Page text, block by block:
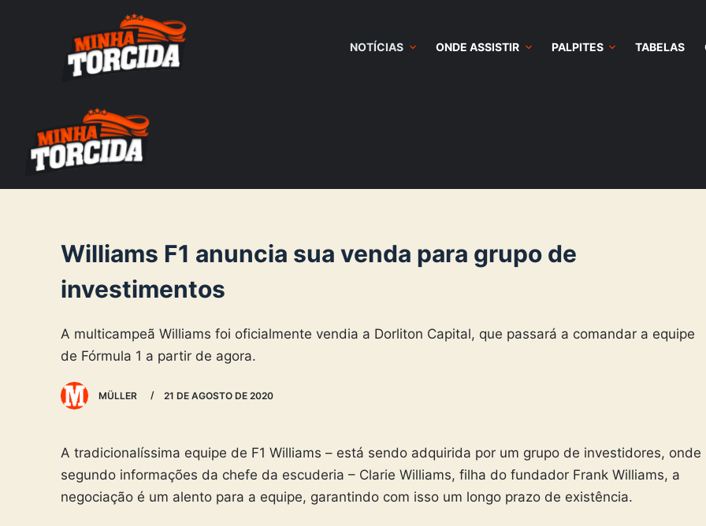
NOTÍCIAS ONDE ASSISTIR PALPITES TABELAS
Williams F1 anuncia sua venda para grupo de
investimentos
A multicampeã Williams foi oficialmente vendia a Dorliton Capital, que passará a comandar a equipe
de Fórmula 1 a partir de agora.
MÜLLER 21 DE AGOSTO DE 2020
A tradicionalíssima equipe de F1 Williams – está sendo adquirida por um grupo de investidores, onde
segundo informações da chefe da escuderia – Clarie Williams, filha do fundador Frank Williams, a
negociação é um alento para a equipe, garantindo com isso um longo prazo de existência.